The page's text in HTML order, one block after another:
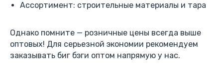
Ассортимент: строительные материалы и тара
Однако помните — розничные цены всегда выше
оптовых! Для серьезной экономии рекомендуем
заказывать биг бэги оптом напрямую у нас.